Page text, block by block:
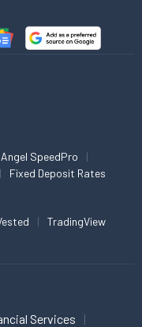
Angel SpeedPro
Fixed Deposit Rates
TradingView
Services